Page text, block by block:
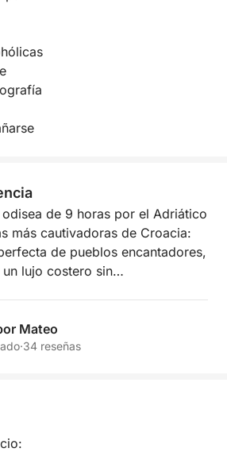
odisea de 9 horas por el Adriático
más cautivadoras de Croacia:
de pueblos encantadores,
lujo costero sin
una tranquila pausa para tomar
pueblo portuario de postal en la
allí, navegarás hacia las
donde el agua es tan
Mateo
·34 reseñas